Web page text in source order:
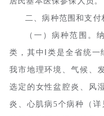
二、病种范围和支付
（一）病种范围。
类，其中Ⅰ类是全省统
我市地理环境、气候、
选定的女性盆腔炎、风
炎、心肌病5个病种（